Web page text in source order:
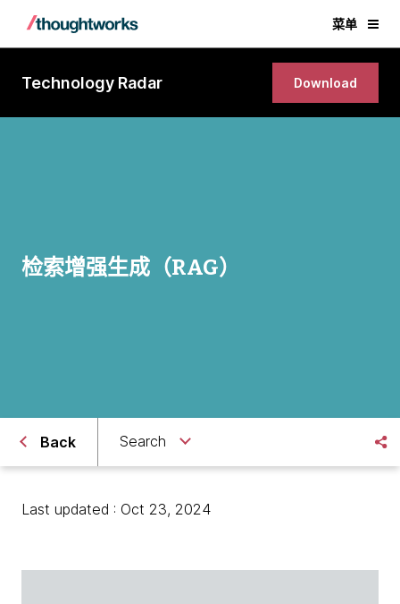
菜单
Technology Radar Download
检索增强生成（RAG）
Back Search
Last updated : Oct 23, 2024